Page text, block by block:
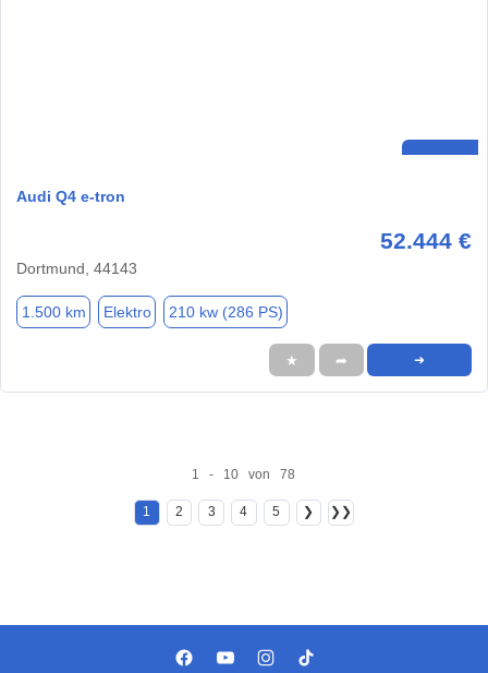
Audi Q4 e-tron
52.444 €
Dortmund, 44143
1.500 km Elektro 210 kw (286 PS)
★ ➦ ➜
1 - 10 von 78
1 2 3 4 5 ❯ ❯❯